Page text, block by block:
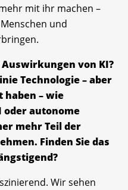
mit ihr machen –
und
von KI?
Technologie – aber
haben – wie
autonome
mehr Teil der
Finden Sie das
Wir sehen